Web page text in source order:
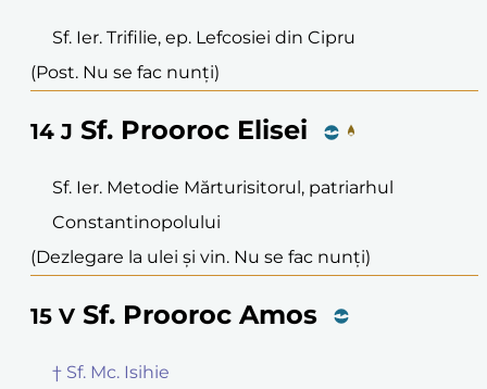
Sf. Ier. Trifilie, ep. Lefcosiei din Cipru
(Post. Nu se fac nunți)
14 J Sf. Prooroc Elisei
Sf. Ier. Metodie Mărturisitorul, patriarhul
Constantinopolului
(Dezlegare la ulei și vin. Nu se fac nunți)
15 V Sf. Prooroc Amos
† Sf. Mc. Isihie